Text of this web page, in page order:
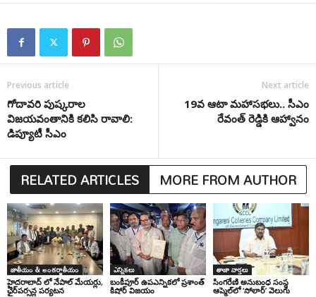
Previous article
గోదావరి పుష్కరాల
విజయవంతానికి కలిసి రావాలి:
డిప్యూటీ సీఎం
Next article
19వ ఆటా మహాసభలు.. సీఎం
రేవంత్ రెడ్డికి ఆహ్వానం
RELATED ARTICLES MORE FROM AUTHOR
జాతీయం & అంతర్జాతీయం
హైదరాబాద్ లో నేపాల్ మేయర్లు,
ఛైర్‌పర్సన్ల పర్యటన
ఎన్నికలు
బంకీపూర్ ఉపఎన్నికలో ప్రశాంత్
కిషోర్ విజయం
తాజా వార్తలు
సింగ‌రేణి అనుబంధ సంస్థ
ఆప్మెల్‌లో ‘సోలార్’ వెలుగు